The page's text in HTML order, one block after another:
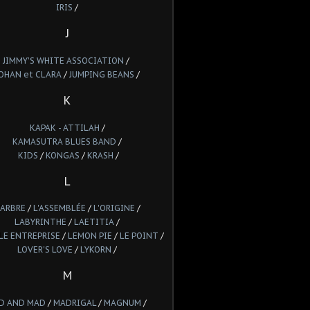
IRIS /
J
JIMMY'S WHITE ASSOCIATION /
et CLARA/ JUMPING BEANS /
K
KAPAK - ATTILAH /
KAMASUTRA BLUES BAND /
KIDS / KONGAS / KRASH /
L
/ L'ASSEMBLÉE / L'ORIGINE /
LABYRINTHE / LAETITIA /
ENTREPRISE / LEMON PIE / LE POINT /
LOVER'S LOVE / LYKORN /
M
AND MAD / MADRIGAL/ MAGNUM /